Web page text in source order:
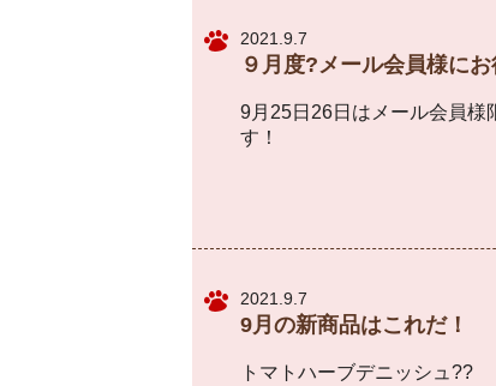
2021.9.7
９月度?メール会員様に
9月25日26日はメール会員様
す！
2021.9.7
9月の新商品はこれだ！
トマトハーブデニッシュ